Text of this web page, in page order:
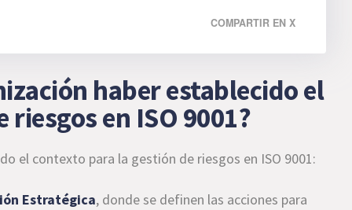
COMPARTIR EN X
haber establecido el
en ISO 9001?
el contexto para la gestión de riesgos en ISO 9001:
Estratégica, donde se definen las acciones para